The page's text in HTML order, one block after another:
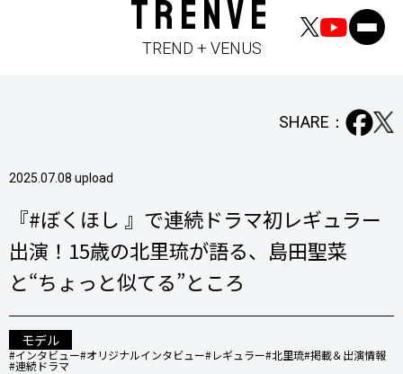
TRENVE
TREND + VENUS
2025.07.08 upload
SHARE：
『#ぼくほし 』で連続ドラマ初レギュラー
出演！15歳の北里琉が語る、島田聖菜
と“ちょっと似てる”ところ
モデル
#インタビュー#オリジナルインタビュー#レギュラー#北里琉#掲載＆出演情報
#連続ドラマ